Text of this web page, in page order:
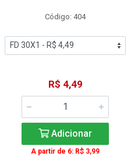
Código: 404
R$ 4,49
Adicionar
A partir de 6: R$ 3,99